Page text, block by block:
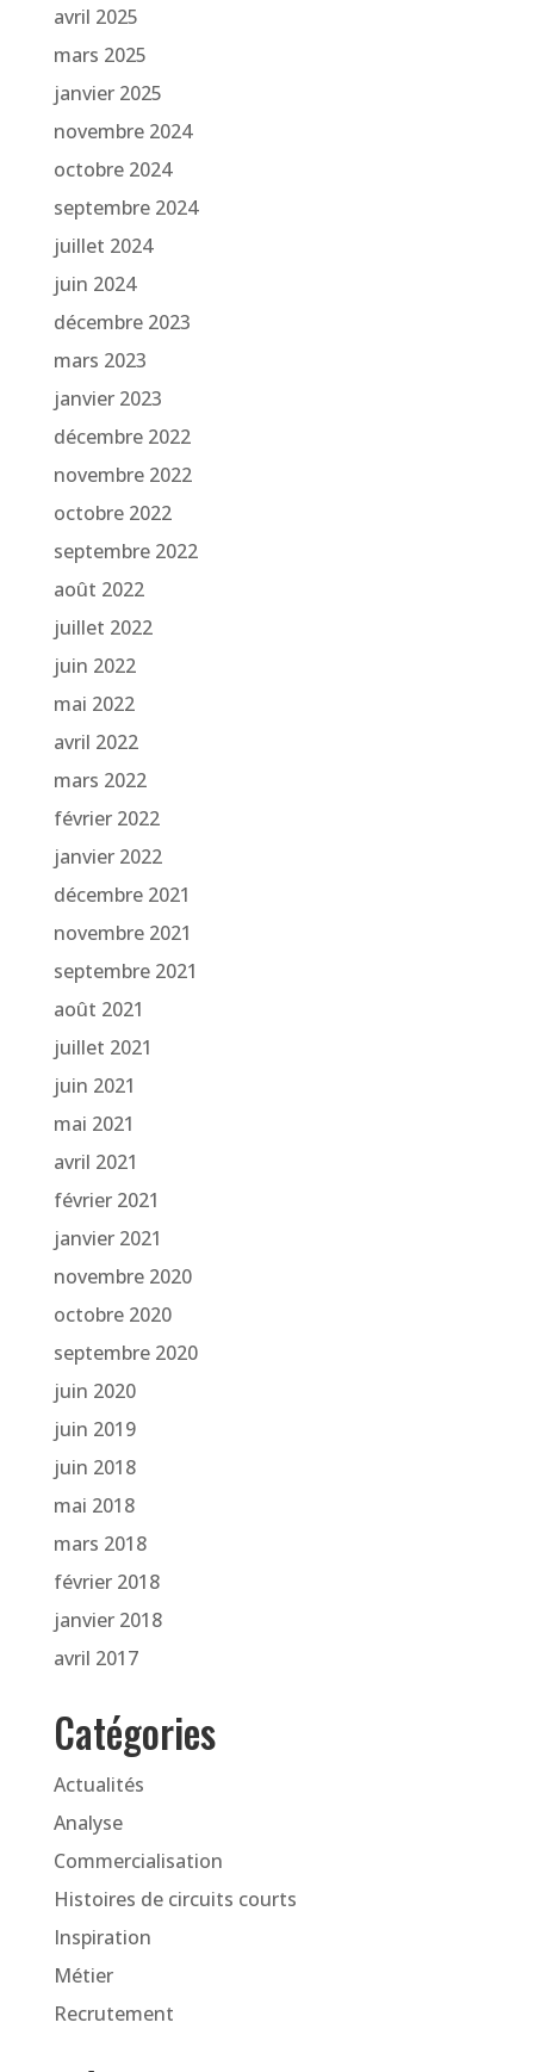
avril 2025
mars 2025
janvier 2025
novembre 2024
octobre 2024
septembre 2024
juillet 2024
juin 2024
décembre 2023
mars 2023
janvier 2023
décembre 2022
novembre 2022
octobre 2022
septembre 2022
août 2022
juillet 2022
juin 2022
mai 2022
avril 2022
mars 2022
février 2022
janvier 2022
décembre 2021
novembre 2021
septembre 2021
août 2021
juillet 2021
juin 2021
mai 2021
avril 2021
février 2021
janvier 2021
novembre 2020
octobre 2020
septembre 2020
juin 2020
juin 2019
juin 2018
mai 2018
mars 2018
février 2018
janvier 2018
avril 2017
Catégories
Actualités
Analyse
Commercialisation
Histoires de circuits courts
Inspiration
Métier
Recrutement